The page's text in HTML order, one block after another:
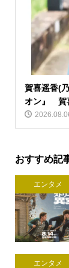
賀喜遥香(
オン』 賀
おすすめ記
エンタメ
エンタメ